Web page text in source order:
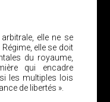
elle ne se
elle se doit
du royaume,
qui encadre
les multiples lois
de libertés ».